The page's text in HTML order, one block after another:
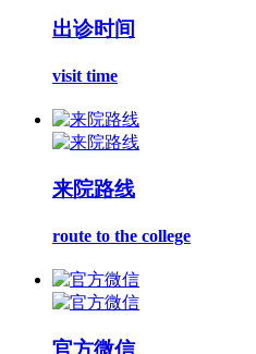
出诊时间
visit time
来院路线
route to the college
官方微信